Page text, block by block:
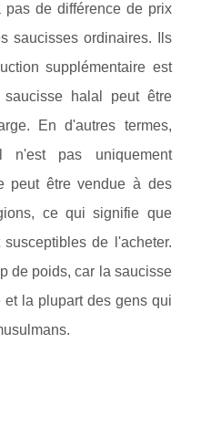
pas de différence de prix
saucisses ordinaires. Ils
supplémentaire est
halal peut être
En d'autres termes,
n'est pas uniquement
peut être vendue à des
ce qui signifie que
de l'acheter.
de poids, car la saucisse
la plupart des gens qui